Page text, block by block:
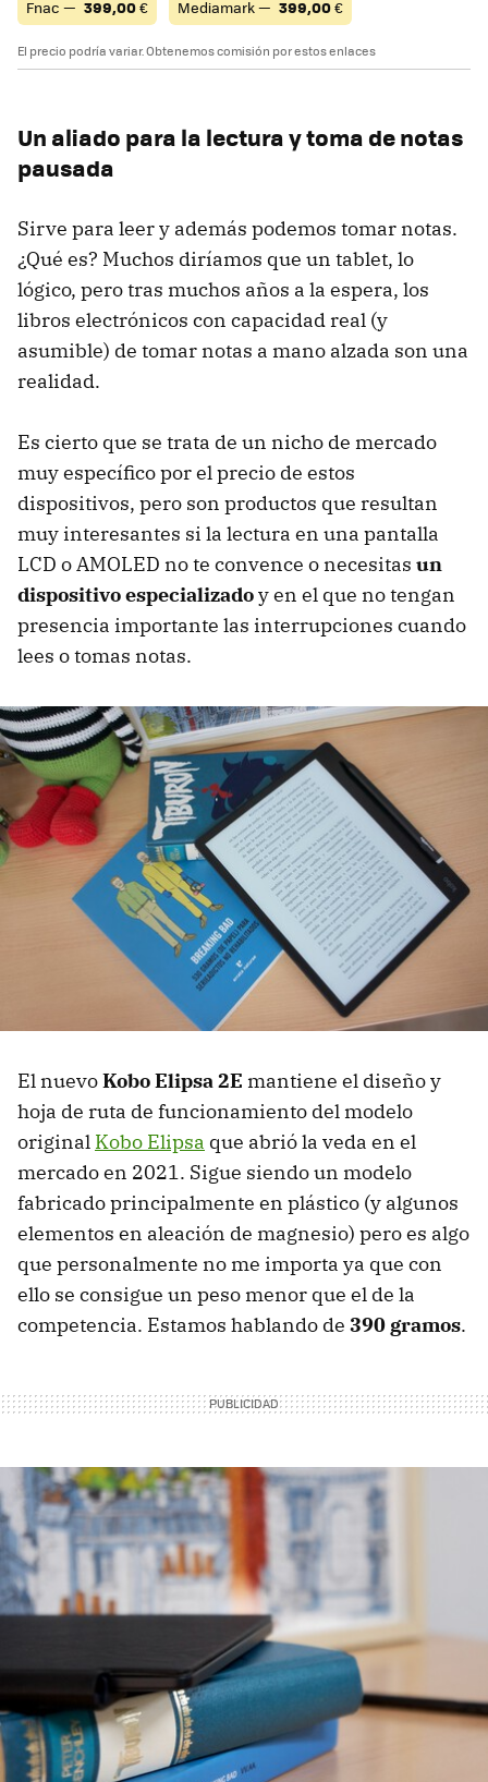
Fnac — 399,00€ Mediamark — 399,00€
El precio podría variar. Obtenemos comisión por estos enlaces
Un aliado para la lectura y toma de notas
pausada
Sirve para leer y además podemos tomar notas.
¿Qué es? Muchos diríamos que un tablet, lo
lógico, pero tras muchos años a la espera, los
libros electrónicos con capacidad real (y
asumible) de tomar notas a mano alzada son una
realidad.
Es cierto que se trata de un nicho de mercado
muy específico por el precio de estos
dispositivos, pero son productos que resultan
muy interesantes si la lectura en una pantalla
LCD o AMOLED no te convence o necesitas un
dispositivo especializadoy en el que no tengan
presencia importante las interrupciones cuando
lees o tomas notas.
El nuevoKobo Elipsa 2E mantiene el diseño y
hoja de ruta de funcionamiento del modelo
original Kobo Elipsa que abrió la veda en el
mercado en 2021. Sigue siendo un modelo
fabricado principalmente en plástico (y algunos
elementos en aleación de magnesio) pero es algo
que personalmente no me importa ya que con
ello se consigue un peso menor que el de la
competencia. Estamos hablando de 390 gramos.